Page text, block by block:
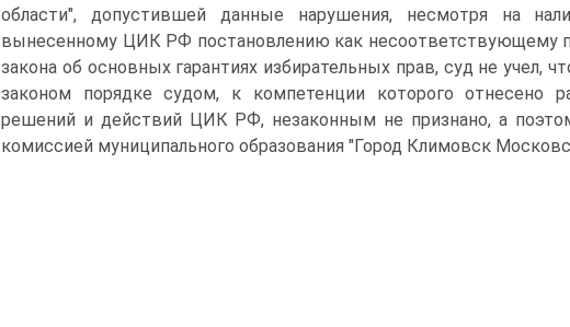
области", допустившей данные нарушения, несмотря на
вынесенному ЦИК РФ постановлению как несоответствующему
закона об основных гарантиях избирательных прав, суд не учел,
законом порядке судом, к компетенции которого отнесено
решений и действий ЦИК РФ, незаконным не признано, а
комиссией муниципального образования "Город Климовск